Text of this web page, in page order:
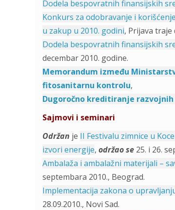
Dodela bespovratnih finansijskih
Konkurs za odobravanje i
u zakup u 2010. godini, Prijava traje
Dodela bespovratnih finansijskih
decembar 2010. godine.
Memorandum između
fitosanitarnu kontrolu,
Dugoročno kreditiranje
Sajmovi i seminari
Održan je II Festivalu zimnice u
izvori energije, održao se 25. i 26.
Ambalaža i ambalažni materijali –
septembara 2010., Beograd.
Implementacija zakona o
28.09.2010., Novi Sad.